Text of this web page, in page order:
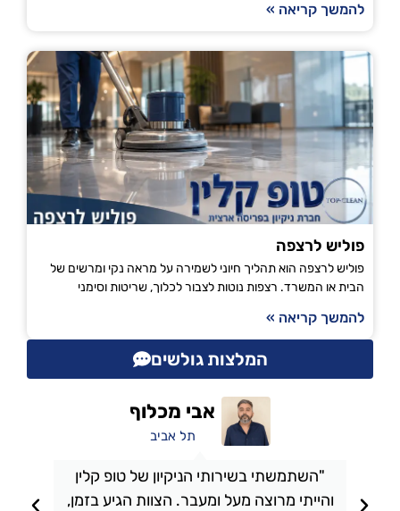
להמשך קריאה »
פוליש לרצפה
פוליש לרצפה הוא תהליך חיוני לשמירה על מראה נקי ומרשים של
הבית או המשרד. רצפות נוטות לצבור לכלוך, שריטות וסימני
להמשך קריאה »
המלצות גולשים
"השתמשתי בשירותי הניקיון של טופ קלין
והייתי מרוצה מעל ומעבר. הצוות הגיע בזמן,
אבי מכלוף
תל אביב